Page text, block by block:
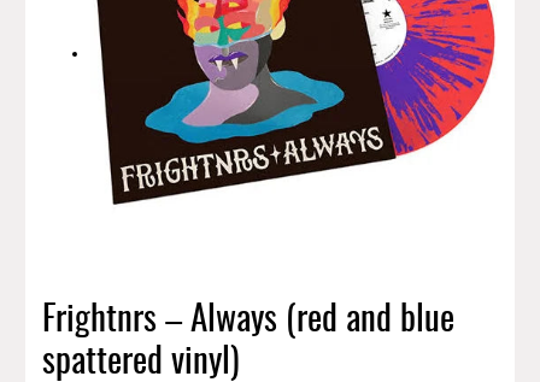
Frightnrs – Always (red and blue
spattered vinyl)